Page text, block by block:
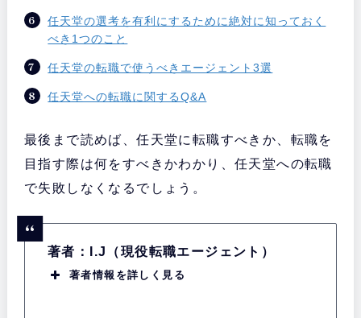
任天堂の選考を有利にするために絶対に知っておく
べき1つのこと
任天堂の転職で使うべきエージェント3選
任天堂への転職に関するQ&A
最後まで読めば、任天堂に転職すべきか、転職を
目指す際は何をすべきかわかり、任天堂への転職
で失敗しなくなるでしょう。
著者：I.J（現役転職エージェント）
著者情報を詳しく見る